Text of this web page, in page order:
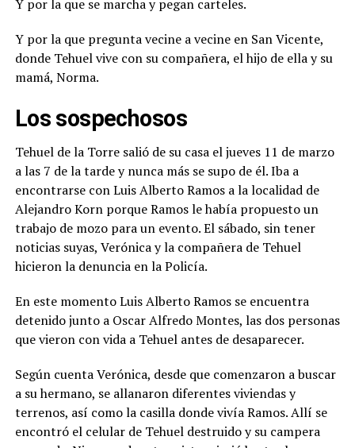
Y por la que se marcha y pegan carteles.
Y por la que pregunta vecine a vecine en San Vicente,
donde Tehuel vive con su compañera, el hijo de ella y su
mamá, Norma.
Los sospechosos
Tehuel de la Torre salió de su casa el jueves 11 de marzo
a las 7 de la tarde y nunca más se supo de él. Iba a
encontrarse con Luis Alberto Ramos a la localidad de
Alejandro Korn porque Ramos le había propuesto un
trabajo de mozo para un evento. El sábado, sin tener
noticias suyas, Verónica y la compañera de Tehuel
hicieron la denuncia en la Policía.
En este momento Luis Alberto Ramos se encuentra
detenido junto a Oscar Alfredo Montes, las dos personas
que vieron con vida a Tehuel antes de desaparecer.
Según cuenta Verónica, desde que comenzaron a buscar
a su hermano, se allanaron diferentes viviendas y
terrenos, así como la casilla donde vivía Ramos. Allí se
encontró el celular de Tehuel destruido y su campera